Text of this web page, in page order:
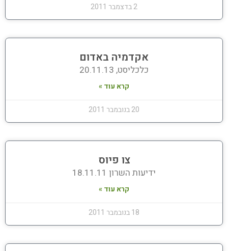
2 בדצמבר 2011
אקדמיה באדום
כלכליסט, 20.11.13
קרא עוד »
20 בנובמבר 2011
צו פיוס
ידיעות השרון 18.11.11
קרא עוד »
18 בנובמבר 2011